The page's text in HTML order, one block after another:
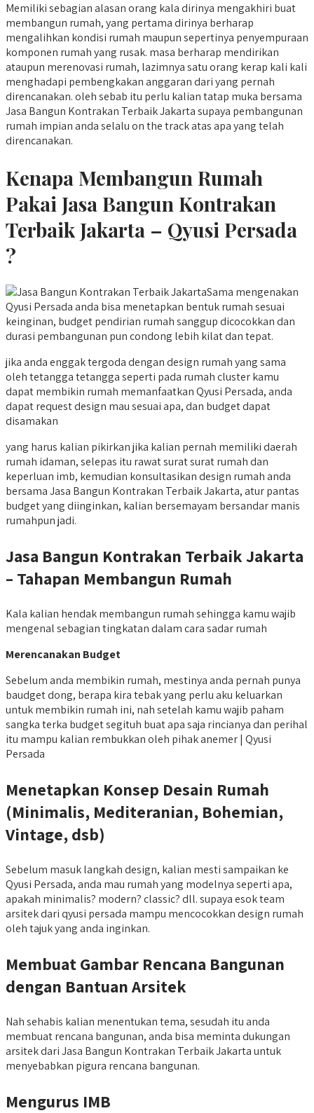
Memiliki sebagian alasan orang kala dirinya mengakhiri buat
membangun rumah, yang pertama dirinya berharap
mengalihkan kondisi rumah maupun sepertinya penyempuraan
komponen rumah yang rusak. masa berharap mendirikan
ataupun merenovasi rumah, lazimnya satu orang kerap kali kali
menghadapi pembengkakan anggaran dari yang pernah
direncanakan. oleh sebab itu perlu kalian tatap muka bersama
Jasa Bangun Kontrakan Terbaik Jakarta supaya pembangunan
rumah impian anda selalu on the track atas apa yang telah
direncanakan.
Kenapa Membangun Rumah
Pakai Jasa Bangun Kontrakan
Terbaik Jakarta – Qyusi Persada
?
Sama mengenakan
Qyusi Persada anda bisa menetapkan bentuk rumah sesuai
keinginan, budget pendirian rumah sanggup dicocokkan dan
durasi pembangunan pun condong lebih kilat dan tepat.
jika anda enggak tergoda dengan design rumah yang sama
oleh tetangga tetangga seperti pada rumah cluster kamu
dapat membikin rumah memanfaatkan Qyusi Persada, anda
dapat request design mau sesuai apa, dan budget dapat
disamakan
yang harus kalian pikirkan jika kalian pernah memiliki daerah
rumah idaman, selepas itu rawat surat surat rumah dan
keperluan imb, kemudian konsultasikan design rumah anda
bersama Jasa Bangun Kontrakan Terbaik Jakarta, atur pantas
budget yang diinginkan, kalian bersemayam bersandar manis
rumahpun jadi.
Jasa Bangun Kontrakan Terbaik Jakarta
– Tahapan Membangun Rumah
Kala kalian hendak membangun rumah sehingga kamu wajib
mengenal sebagian tingkatan dalam cara sadar rumah
Merencanakan Budget
Sebelum anda membikin rumah, mestinya anda pernah punya
baudget dong, berapa kira tebak yang perlu aku keluarkan
untuk membikin rumah ini, nah setelah kamu wajib paham
sangka terka budget segituh buat apa saja rincianya dan perihal
itu mampu kalian rembukkan oleh pihak anemer | Qyusi
Persada
Menetapkan Konsep Desain Rumah
(Minimalis, Mediteranian, Bohemian,
Vintage, dsb)
Sebelum masuk langkah design, kalian mesti sampaikan ke
Qyusi Persada, anda mau rumah yang modelnya seperti apa,
apakah minimalis? modern? classic? dll. supaya esok team
arsitek dari qyusi persada mampu mencocokkan design rumah
oleh tajuk yang anda inginkan.
Membuat Gambar Rencana Bangunan
dengan Bantuan Arsitek
Nah sehabis kalian menentukan tema, sesudah itu anda
membuat rencana bangunan, anda bisa meminta dukungan
arsitek dari Jasa Bangun Kontrakan Terbaik Jakarta untuk
menyebabkan pigura rencana bangunan.
Mengurus IMB